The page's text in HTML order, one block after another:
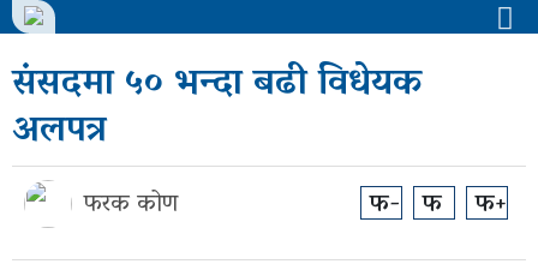
मुख्य
समाचार
राजनीती
समाज
संसदमा ५० भन्दा बढी विधेयक
अलपत्र
फरक कोण फ- फ फ+